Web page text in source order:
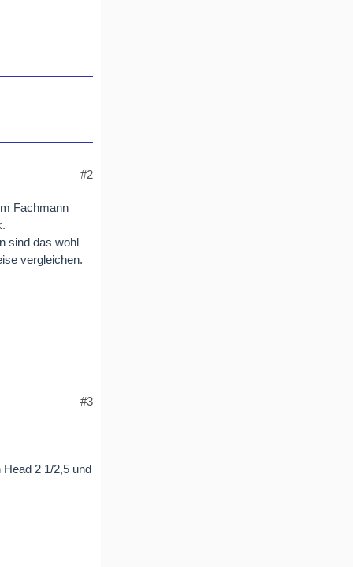
#2
Fachmann
sind das wohl
vergleichen.
#3
2 1/2,5 und